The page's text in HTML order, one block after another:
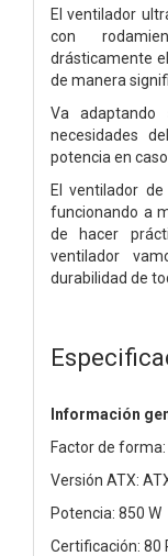
El ventilador
con
drásticamente
de manera
Va adaptando
necesidades
potencia en
El ventilador
funcionando a
de hacer
ventilador
durabilidad de
Información
Factor de forma:
Versión ATX:
Potencia: 850 W
Certificación: 80